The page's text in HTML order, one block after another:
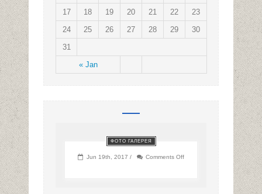
« Jan
17
18 19 20 21 22
23
24
25 26 27 28 29
30
31
ФОТО ГАЛЕРЕЯ
Jun 19th, 2017 / Comments Off